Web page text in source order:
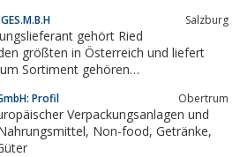
Salzburg
gehört Ried
größten in Österreich und liefert
Sortiment gehören
Salatverpackungen und
Speisen und Getränke
Profil Obertrum
Verpackungsanlagen und
Non-food, Getränke,